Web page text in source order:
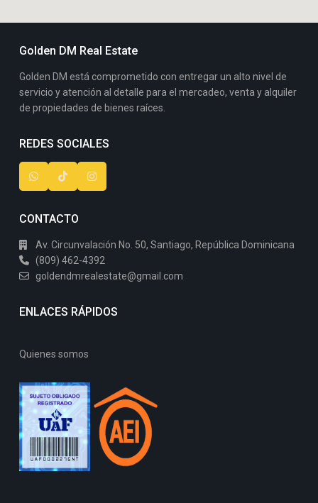
Golden DM Real Estate
Golden DM está comprometido con entregar un alto nivel de
servicio y atención al detalle para el mercadeo, venta y alquiler
de propiedades de bienes raíces.
REDES SOCIALES
CONTACTO
Av. Circunvalación No. 50, Santiago, República Dominicana
(809) 462-4392
goldendmrealestate@gmail.com
ENLACES RÁPIDOS
Quienes somos